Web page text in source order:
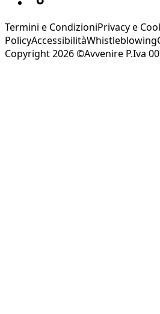
Termini e CondizioniPrivacy e
PolicyAccessibilitàWhistleblowing
Copyright 2026 ©Avvenire P.Iva